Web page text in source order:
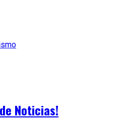
Noticias!